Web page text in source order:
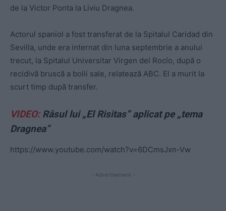
de la Victor Ponta la Liviu Dragnea.
Actorul spaniol a fost transferat de la Spitalul Caridad din
Sevilla, unde era internat din luna septembrie a anului
trecut, la Spitalul Universitar Virgen del Rocío, după o
recidivă bruscă a bolii sale, relatează ABC. El a murit la
scurt timp după transfer.
VIDEO:Râsul lui „El Risitas” aplicat pe „tema
Dragnea”
https://www.youtube.com/watch?v=6DCmsJxn-Vw
- Advertisement -